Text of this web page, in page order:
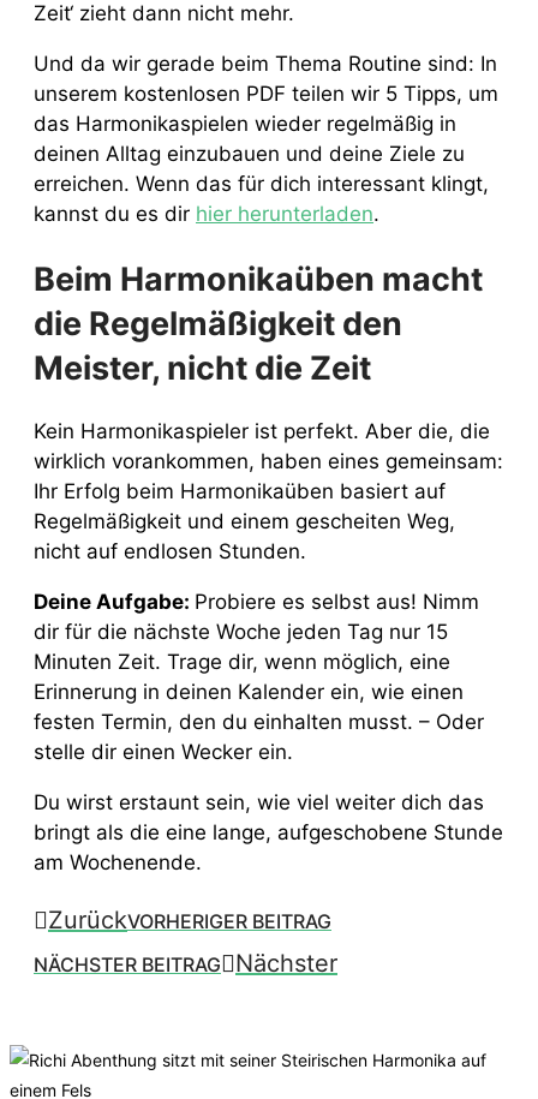
Zeit‘ zieht dann nicht mehr.
Und da wir gerade beim Thema Routine sind: In
unserem kostenlosen PDF teilen wir 5 Tipps, um
das Harmonikaspielen wieder regelmäßig in
deinen Alltag einzubauen und deine Ziele zu
erreichen. Wenn das für dich interessant klingt,
kannst du es dir hier herunterladen.
Beim Harmonikaüben macht
die Regelmäßigkeit den
Meister, nicht die Zeit
Kein Harmonikaspieler ist perfekt. Aber die, die
wirklich vorankommen, haben eines gemeinsam:
Ihr Erfolg beim Harmonikaüben basiert auf
Regelmäßigkeit und einem gescheiten Weg,
nicht auf endlosen Stunden.
Deine Aufgabe: Probiere es selbst aus! Nimm
dir für die nächste Woche jeden Tag nur 15
Minuten Zeit. Trage dir, wenn möglich, eine
Erinnerung in deinen Kalender ein, wie einen
festen Termin, den du einhalten musst. – Oder
stelle dir einen Wecker ein.
Du wirst erstaunt sein, wie viel weiter dich das
bringt als die eine lange, aufgeschobene Stunde
am Wochenende.
ZurückVORHERIGER BEITRAG
NÄCHSTER BEITRAG
Nächster